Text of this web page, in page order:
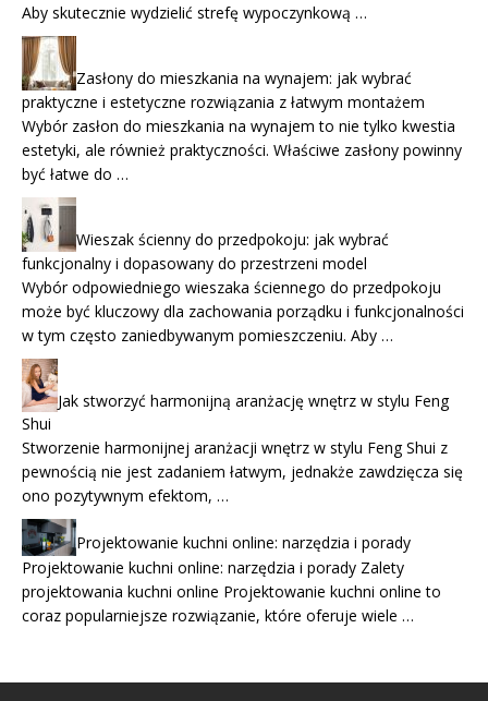
Aby skutecznie wydzielić strefę wypoczynkową …
Zasłony do mieszkania na wynajem: jak wybrać
praktyczne i estetyczne rozwiązania z łatwym montażem
Wybór zasłon do mieszkania na wynajem to nie tylko kwestia
estetyki, ale również praktyczności. Właściwe zasłony powinny
być łatwe do …
Wieszak ścienny do przedpokoju: jak wybrać
funkcjonalny i dopasowany do przestrzeni model
Wybór odpowiedniego wieszaka ściennego do przedpokoju
może być kluczowy dla zachowania porządku i funkcjonalności
w tym często zaniedbywanym pomieszczeniu. Aby …
Jak stworzyć harmonijną aranżację wnętrz w stylu Feng
Shui
Stworzenie harmonijnej aranżacji wnętrz w stylu Feng Shui z
pewnością nie jest zadaniem łatwym, jednakże zawdzięcza się
ono pozytywnym efektom, …
Projektowanie kuchni online: narzędzia i porady
Projektowanie kuchni online: narzędzia i porady Zalety
projektowania kuchni online Projektowanie kuchni online to
coraz popularniejsze rozwiązanie, które oferuje wiele …